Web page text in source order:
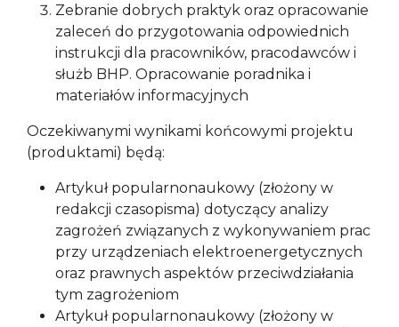
Zebranie dobrych praktyk oraz opracowanie
zaleceń do przygotowania odpowiednich
instrukcji dla pracowników, pracodawców i
służb BHP. Opracowanie poradnika i
materiałów informacyjnych
Oczekiwanymi wynikami końcowymi projektu
(produktami) będą:
Artykuł popularnonaukowy (złożony w
redakcji czasopisma) dotyczący analizy
zagrożeń związanych z wykonywaniem prac
przy urządzeniach elektroenergetycznych
oraz prawnych aspektów przeciwdziałania
tym zagrożeniom
Artykuł popularnonaukowy (złożony w